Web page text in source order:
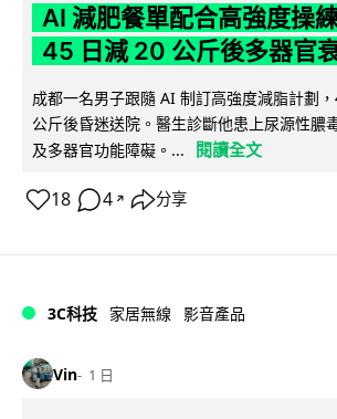
AI 減肥餐單配合高強度操
45 日減 20 公斤後多器官
成都一名男子跟隨 AI 制訂高強度減脂計劃
公斤後昏迷送院。醫生診斷他患上尿源性膿
及多器官功能障礙。...
閱讀全文
18 4 ↗ 分享
3C科技 家居無線 影音產品
Vin 1 日